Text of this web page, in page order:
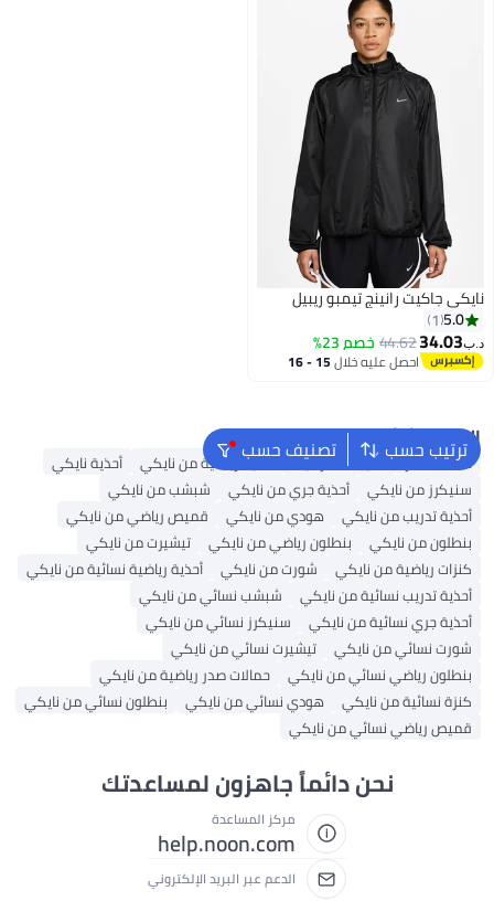
نايكي جاكيت رانينج تيمبو ريبيل
5.0
1
د.ب‏34.03
44.62خصم 23%
احصل عليه خلال 15 - 16
ترتيب حسب تصنيف حسب البحث الشائع
حقائب ظهر حقيبة ظهر نايك أحذية رياضية من نايكي
أحذية نايكي
سنيكرز من نايكي
أحذية جري من نايكي
شبشب من نايكي
أحذية تدريب من نايكي
هودي من نايكي
قميص رياضي من نايكي
بنطلون من نايكي
بنطلون رياضي من نايكي
تيشيرت من نايكي
كنزات رياضية من نايكي
شورت من نايكي
أحذية رياضية نسائية من نايكي
أحذية تدريب نسائية من نايكي
شبشب نسائي من نايكي
أحذية جري نسائية من نايكي
سنيكرز نسائي من نايكي
شورت نسائي من نايكي
تيشيرت نسائي من نايكي
بنطلون رياضي نسائي من نايكي
حمالات صدر رياضية من نايكي
كنزة نسائية من نايكي
هودي نسائي من نايكي
بنطلون نسائي من نايكي
قميص رياضي نسائي من نايكي
نحن دائماً جاهزون لمساعدتك
مركز المساعدة
help.noon.com
الدعم عبر البريد الإلكتروني